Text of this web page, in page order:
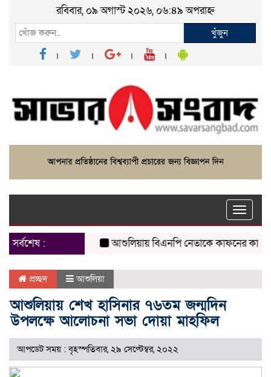
রবিবার, ০৯ অগাস্ট ২০২৬, ০৬:৪৯ অপরাহ্ন
খুঁজুন
Toggle
সর্বশেষ :
আশুলিয়ায় বিএনপি নেতাকে কাফনের কাপড়
প্রচ্ছদ আশুলিয়া
আশুলিয়ায় শেখ হাসিনার ৭৬তম জন্মদিন
উপলক্ষে আলোচনা সভা দোয়া মাহফিল
আপডেট সময় : বৃহস্পতিবার, ২৯ সেপ্টেম্বর, ২০২২